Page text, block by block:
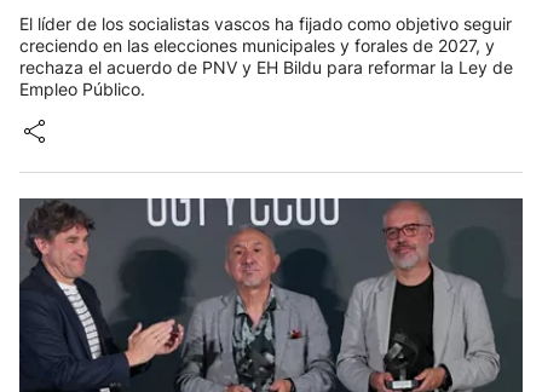
El líder de los socialistas vascos ha fijado como objetivo seguir
creciendo en las elecciones municipales y forales de 2027, y
rechaza el acuerdo de PNV y EH Bildu para reformar la Ley de
Empleo Público.